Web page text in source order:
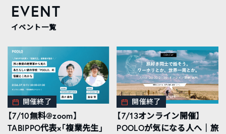
EVENT
イベント一覧
開催終了
【7/10無料@zoom】
TABIPPO代表×「複業先生」
開催終了
【7/13オンライン開催】
POOLOが気になる人へ｜旅